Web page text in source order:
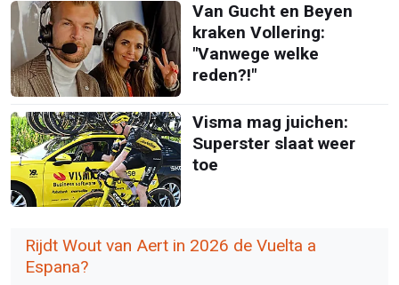
Van Gucht en Beyen
kraken Vollering:
"Vanwege welke
reden?!"
Visma mag juichen:
Superster slaat weer
toe
Rijdt Wout van Aert in 2026 de Vuelta a
Espana?